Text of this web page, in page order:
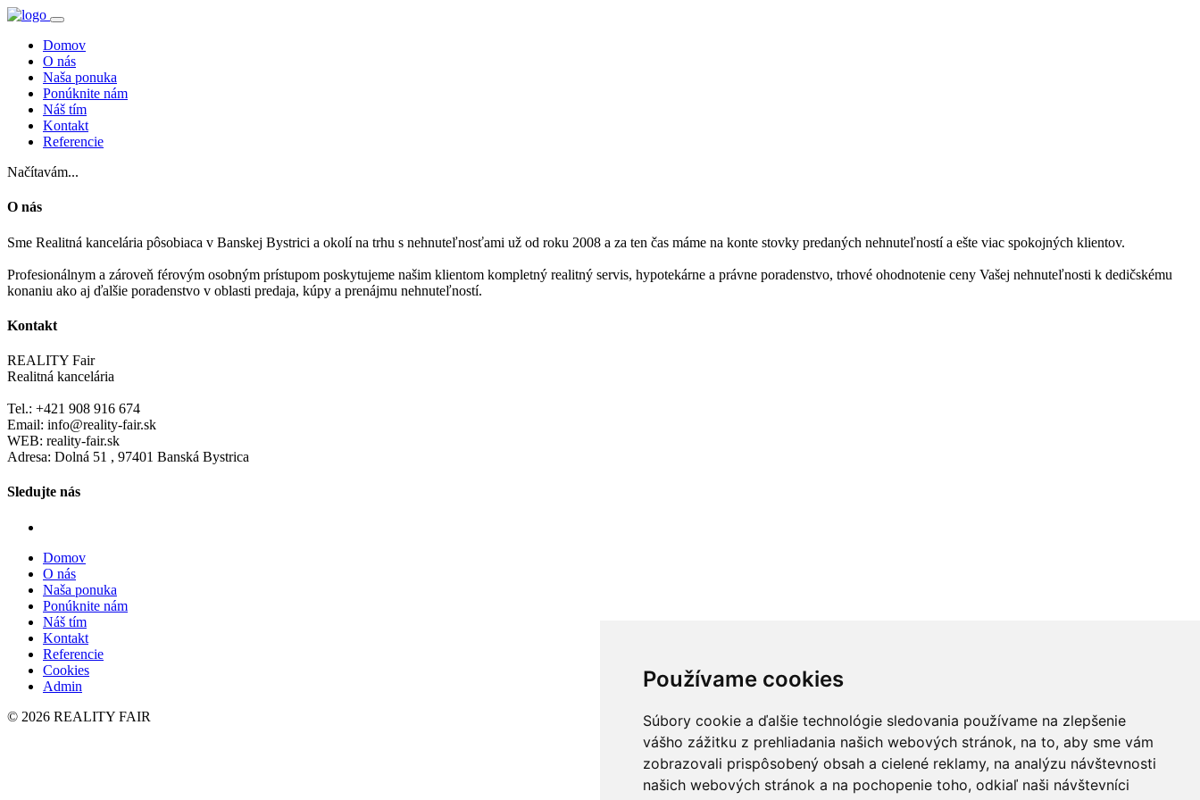
Používame cookies
Súbory cookie a ďalšie technológie sledovania používame na zlepšenie
vášho zážitku z prehliadania našich webových stránok, na to, aby sme vám
zobrazovali prispôsobený obsah a cielené reklamy, na analýzu návštevnosti
našich webových stránok a na pochopenie toho, odkiaľ naši návštevníci
Domov
O nás
Naša ponuka
Ponúknite nám
Náš tím
Kontakt
Referencie
Načítavám...
O nás
Sme Realitná kancelária pôsobiaca v Banskej Bystrici a okolí na trhu s nehnuteľnosťami už od roku 2008 a za ten čas máme na konte stovky predaných nehnuteľností a ešte viac spokojných klientov.
Profesionálnym a zároveň férovým osobným prístupom poskytujeme našim klientom kompletný realitný servis, hypotekárne a právne poradenstvo, trhové ohodnotenie ceny Vašej nehnuteľnosti k dedičskému
konaniu ako aj ďalšie poradenstvo v oblasti predaja, kúpy a prenájmu nehnuteľností.
Kontakt
REALITY Fair
Realitná kancelária
Tel.: +421 908 916 674
Email: info@reality-fair.sk
WEB: reality-fair.sk
Adresa: Dolná 51 , 97401 Banská Bystrica
Sledujte nás
Domov
O nás
Naša ponuka
Ponúknite nám
Náš tím
Kontakt
Referencie
Cookies
Admin
© 2026 REALITY FAIR